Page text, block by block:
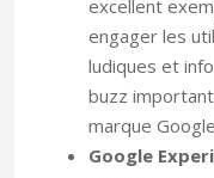
excellent
engager les
ludiques et
buzz
marque
Google